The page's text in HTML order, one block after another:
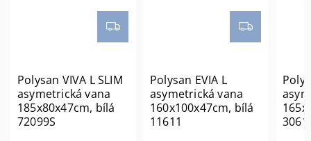
Polysan VIVA L SLIM
asymetrická vana
185x80x47cm, bílá
72099S
Polysan EVIA L
asymetrická vana
160x100x47cm, bílá
11611